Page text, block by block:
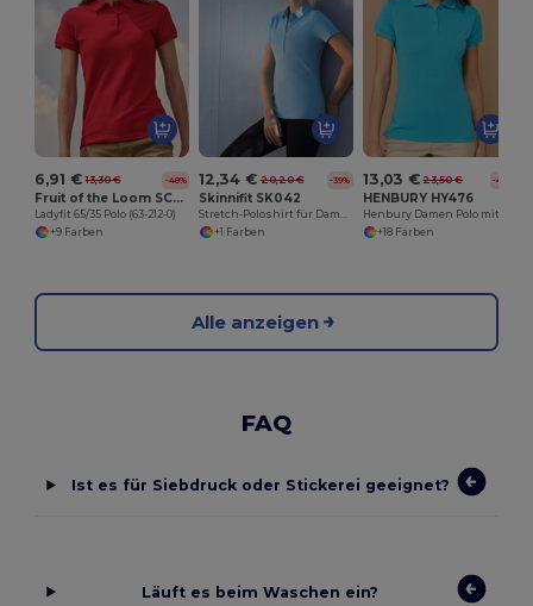
6,91 € 13,30 € -48%
Fruit of the Loom SC281
Ladyfit 65/35 Polo (63-212-0)
+9 Farben
12,34 € 20,20 € -39%
Skinnifit SK042
Stretch-Poloshirt für Damen
+1 Farben
13,03 € 23,50 € -45%
HENBURY HY476
+18 Farben
Alle anzeigen
FAQ
Ist es für Siebdruck oder Stickerei geeignet?
Läuft es beim Waschen ein?